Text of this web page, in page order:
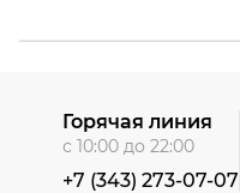
Горячая линия
с 10:00 до 22:00
+7 (343) 273-07-07